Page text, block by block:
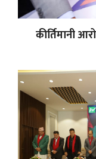
कीर्तिमानी